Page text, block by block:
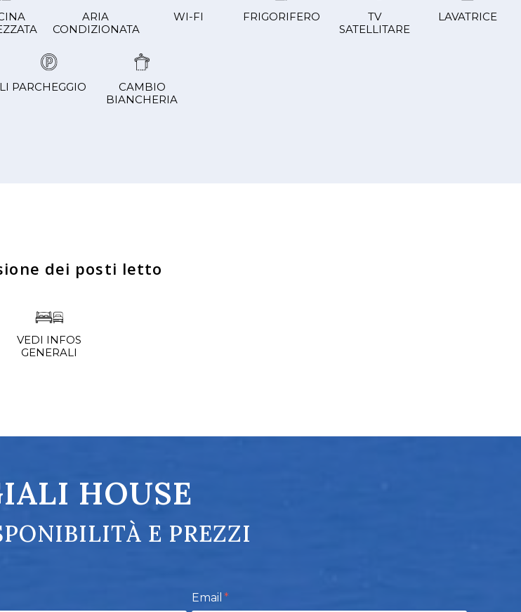
ARIA
CONDIZIONATA
WI-FI FRIGORIFERO
TV
SATELLITARE
LAVATRICE
PARCHEGGIO
CAMBIO
BIANCHERIA
dei posti letto
VEDI INFOS
GENERALI
HOUSE
E PREZZI
Email